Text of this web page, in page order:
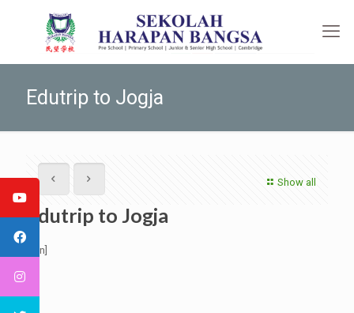
Edutrip to Jogja
Show all
Edutrip to Jogja
[:en]